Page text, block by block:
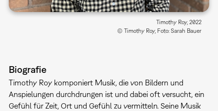
Timothy Roy, 2022
© Timothy Roy, Foto: Sarah Bauer
Biografie
Timothy Roy komponiert Musik, die von Bildern und
Anspielungen durchdrungen ist und dabei oft versucht, ein
Gefühl für Zeit, Ort und Gefühl zu vermitteln. Seine Musik